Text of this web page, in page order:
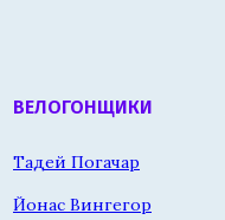
ВЕЛОГОНЩИКИ
Тадей Погачар
Йонас Вингегор